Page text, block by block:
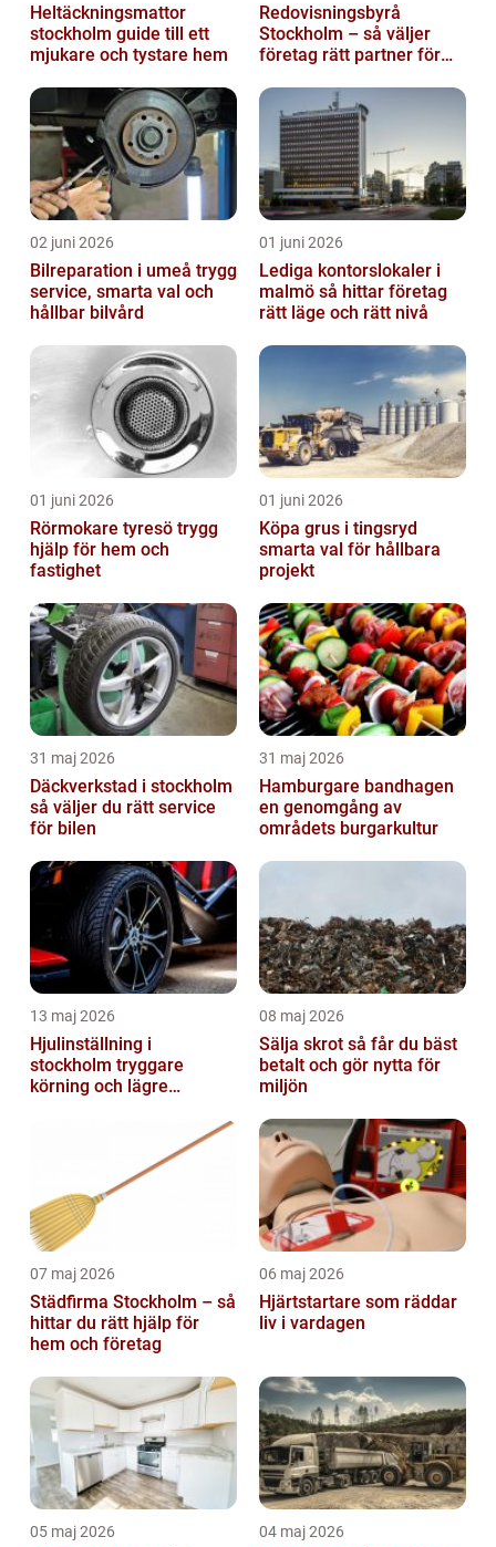
Heltäckningsmattor
stockholm guide till ett
mjukare och tystare hem
Redovisningsbyrå
Stockholm – så väljer
företag rätt partner för
02 juni 2026
Bilreparation i umeå trygg
service, smarta val och
hållbar bilvård
01 juni 2026
Lediga kontorslokaler i
malmö så hittar företag
rätt läge och rätt nivå
01 juni 2026
Rörmokare tyresö trygg
hjälp för hem och
fastighet
01 juni 2026
Köpa grus i tingsryd
smarta val för hållbara
projekt
31 maj 2026
Däckverkstad i stockholm
så väljer du rätt service
för bilen
31 maj 2026
Hamburgare bandhagen
en genomgång av
områdets burgarkultur
13 maj 2026
Hjulinställning i
stockholm tryggare
körning och lägre
08 maj 2026
Sälja skrot så får du bäst
betalt och gör nytta för
miljön
07 maj 2026
Städfirma Stockholm – så
hittar du rätt hjälp för
hem och företag
06 maj 2026
Hjärtstartare som räddar
liv i vardagen
05 maj 2026 04 maj 2026